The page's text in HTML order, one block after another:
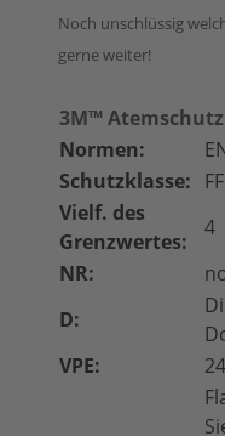
Noch unschlüssig
gerne weiter!
3M™ Atemschutz
Normen:
Schutzklasse:
Vielf. des
Grenzwertes:
4
NR:
D:
VPE: